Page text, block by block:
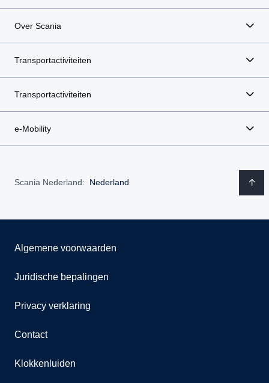
Over Scania
Transportactiviteiten
Transportactiviteiten
e-Mobility
Scania Nederland: Nederland
Algemene voorwaarden
Juridische bepalingen
Privacy verklaring
Contact
Klokkenluiden